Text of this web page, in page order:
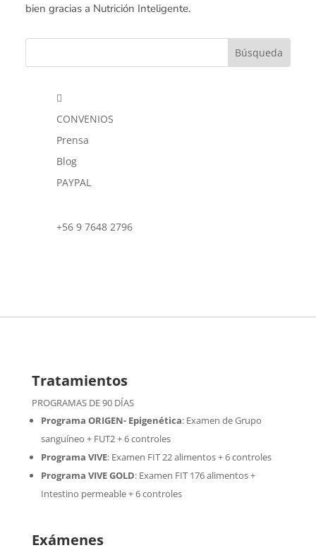
bien gracias a Nutrición Inteligente.

CONVENIOS
Prensa
Blog
PAYPAL
+56 9 7648 2796
Tratamientos
PROGRAMAS DE 90 DÍAS
Programa ORIGEN- Epigenética:Examen de Grupo
sanguíneo + FUT2 + 6 controles
Programa VIVE: Examen FIT 22 alimentos + 6 controles
Programa VIVE GOLD: Examen FIT 176 alimentos +
Intestino permeable + 6 controles
Exámenes